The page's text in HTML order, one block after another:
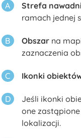
Strefa
ramach jednej
Obszarna
zaznaczenia
Ikonki
Jeśli ikonki
one
lokalizacji.